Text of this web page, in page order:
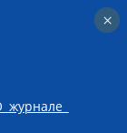
журнале
×
×